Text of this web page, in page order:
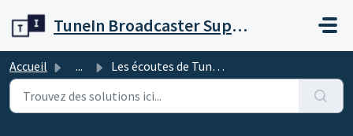
TuneIn Broadcaster Support
Accueil ... Les écoutes de TuneIn Explorer fonctionneront-elles comme...